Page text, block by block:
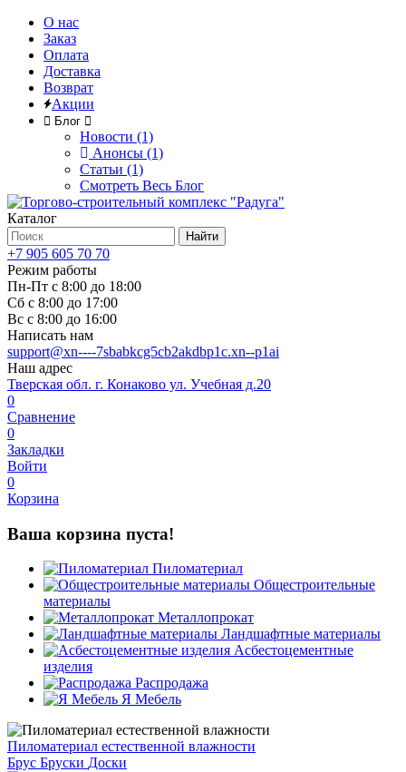
О нас
Заказ
Оплата
Доставка
Возврат
Акции
Блог
Новости (1)
Анонсы (1)
Статьи (1)
Смотреть Весь Блог
Каталог
Найти
+7 905 605 70 70
Режим работы
Пн-Пт с 8:00 до 18:00
Сб с 8:00 до 17:00
Вс с 8:00 до 16:00
Написать нам
support@xn----7sbabkcg5cb2akdbp1c.xn--p1ai
Наш адрес
Тверская обл. г. Конаково ул. Учебная д.20
0
Сравнение
0
Закладки
Войти
0
Корзина
Ваша корзина пуста!
Пиломатериал
Общестроительные
материалы
Металлопрокат
Ландшафтные материалы
Асбестоцементные
изделия
Распродажа
Я Мебель
Пиломатериал естественной влажности
Брус Бруски Доски